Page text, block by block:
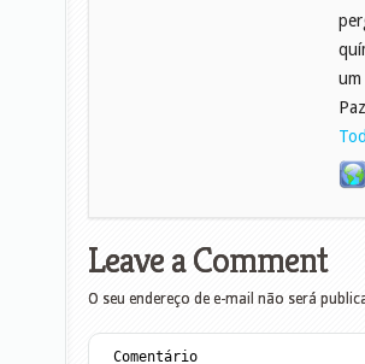
um
Leave a Comment
O seu endereço de e-mail não será